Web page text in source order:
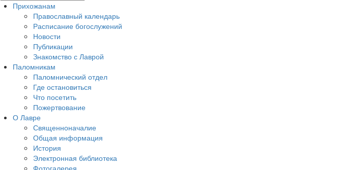
Прихожанам
Православный календарь
Расписание богослужений
Новости
Публикации
Знакомство с Лаврой
Паломникам
Паломнический отдел
Где остановиться
Что посетить
Пожертвование
О Лавре
Священноначалие
Общая информация
История
Электронная библиотека
Фотогалерея